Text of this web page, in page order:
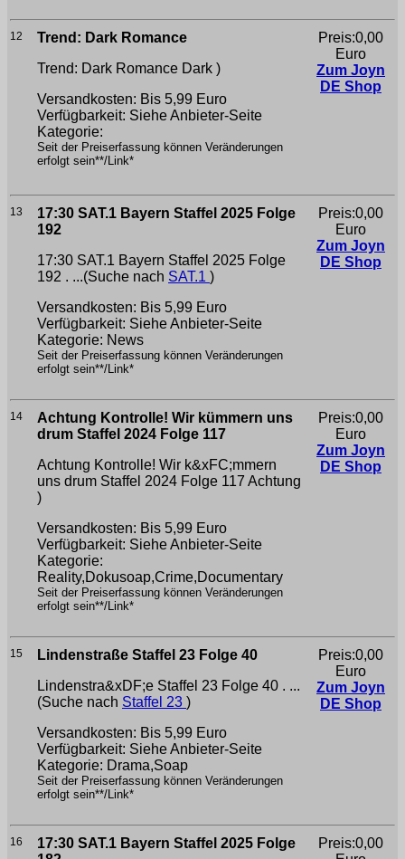
12
Trend: Dark Romance
Trend: Dark Romance Dark )
Versandkosten: Bis 5,99 Euro
Verfügbarkeit: Siehe Anbieter-Seite
Kategorie:
Seit der Preiserfassung können Veränderungen
erfolgt sein**/Link*
Preis:0,00
Euro
Zum Joyn
DE Shop
13
17:30 SAT.1 Bayern Staffel 2025 Folge
192
17:30 SAT.1 Bayern Staffel 2025 Folge
192 . ...(Suche nach SAT.1 )
Versandkosten: Bis 5,99 Euro
Verfügbarkeit: Siehe Anbieter-Seite
Kategorie: News
Seit der Preiserfassung können Veränderungen
erfolgt sein**/Link*
Preis:0,00
Euro
Zum Joyn
DE Shop
14
Achtung Kontrolle! Wir kümmern uns
drum Staffel 2024 Folge 117
Achtung Kontrolle! Wir k&xFC;mmern
uns drum Staffel 2024 Folge 117 Achtung
)
Versandkosten: Bis 5,99 Euro
Verfügbarkeit: Siehe Anbieter-Seite
Kategorie:
Reality,Dokusoap,Crime,Documentary
Seit der Preiserfassung können Veränderungen
erfolgt sein**/Link*
Preis:0,00
Euro
Zum Joyn
DE Shop
15
Lindenstraße Staffel 23 Folge 40
Lindenstra&xDF;e Staffel 23 Folge 40 . ...
(Suche nach Staffel 23 )
Versandkosten: Bis 5,99 Euro
Verfügbarkeit: Siehe Anbieter-Seite
Kategorie: Drama,Soap
Seit der Preiserfassung können Veränderungen
erfolgt sein**/Link*
Preis:0,00
Euro
Zum Joyn
DE Shop
16
17:30 SAT.1 Bayern Staffel 2025 Folge
Preis:0,00